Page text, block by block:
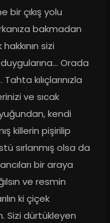
bir çıkış yolu
bakmadan
sizi
Orada
kılıçlarınızla
ve sıcak
kendi
killerin pişirilip
sırlanmış olsa da
bir araya
ve resmin
ki çiçek
Sizi dürtükleyen